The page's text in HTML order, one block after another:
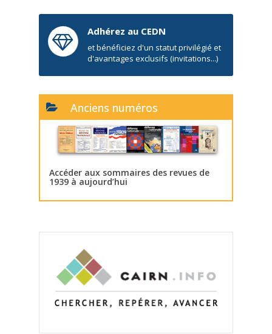
Adhérez au CEDN
et bénéficiez d'un statut privilégié et
d'avantages exclusifs (invitations...)
Anciens numéros
Accéder aux sommaires des revues de
1939 à aujourd’hui